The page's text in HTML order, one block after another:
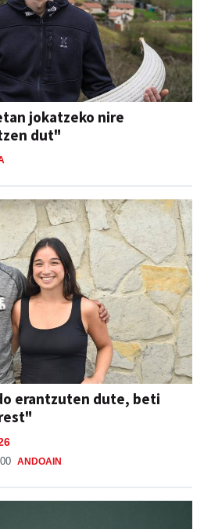
jokatzeko nire
dut"
erantzuten dute, beti
ANDOAIN